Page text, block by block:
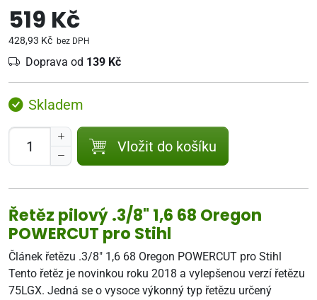
519 Kč
428,93 Kč bez DPH
Doprava od 139 Kč
Skladem
Vložit do košíku
Řetěz pilový .3/8" 1,6 68 Oregon
POWERCUT pro Stihl
Článek řetězu .3/8" 1,6 68 Oregon POWERCUT pro Stihl
Tento řetěz je novinkou roku 2018 a vylepšenou verzí řetězu
75LGX. Jedná se o vysoce výkonný typ řetězu určený